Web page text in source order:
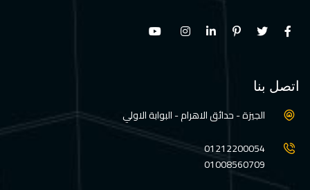
اتصل بنا
الجيزة - حدائق الاهرام - البوابة الاولي
01212200054
01008560709